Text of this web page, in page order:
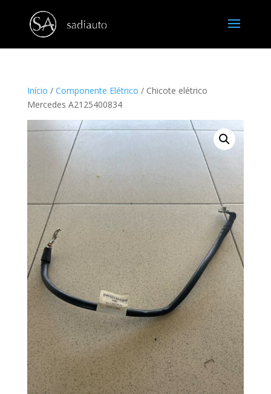
Início / Componente Elétrico / Chicote elétrico
Mercedes A2125400834